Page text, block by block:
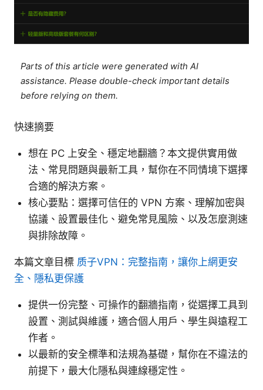
Parts of this article were generated with AI
assistance. Please double-check important details
before relying on them.
快速摘要
想在 PC 上安全、穩定地翻牆？本文提供實用做
法、常見問題與最新工具，幫你在不同情境下選擇
合適的解決方案。
核心要點：選擇可信任的 VPN 方案、理解加密與
協議、設置最佳化、避免常見風險、以及怎麼測速
與排除故障。
本篇文章目標 质子VPN：完整指南，讓你上網更安
全、隱私更保護
提供一份完整、可操作的翻牆指南，從選擇工具到
設置、測試與維護，適合個人用戶、學生與遠程工
作者。
以最新的安全標準和法規為基礎，幫你在不違法的
前提下，最大化隱私與連線穩定性。